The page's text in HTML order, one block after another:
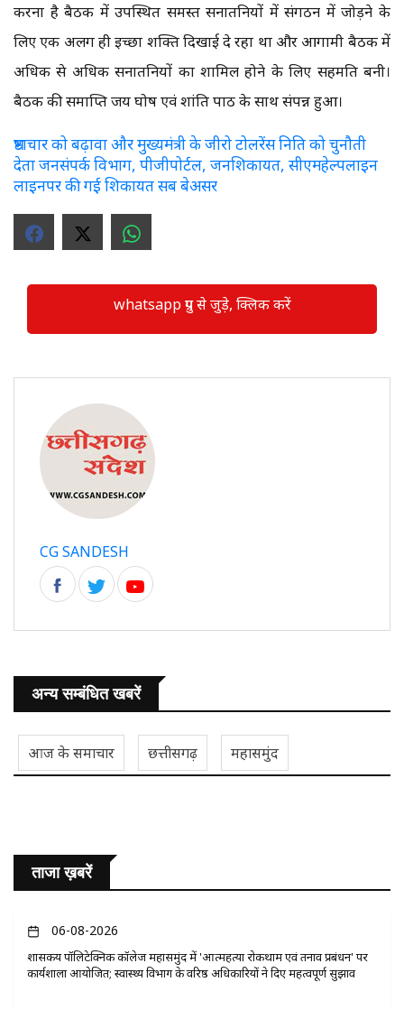
करना है बैठक में उपस्थित समस्त सनातनियों में संगठन में जोड़ने के
लिए एक अलग ही इच्छा शक्ति दिखाई दे रहा था और आगामी बैठक में
अधिक से अधिक सनातनियों का शामिल होने के लिए सहमति बनी।
बैठक की समाप्ति जय घोष एवं शांति पाठ के साथ संपन्न हुआ।
भ्रष्टाचार को बढ़ावा और मुख्यमंत्री के जीरो टोलरेंस निति को चुनौती
देता जनसंपर्क विभाग, पीजीपोर्टल, जनशिकायत, सीएमहेल्पलाइन
लाइनपर की गई शिकायत सब बेअसर
whatsapp ग्रुप से जुड़े, क्लिक करें
CG SANDESH
अन्य सम्बंधित खबरें
आज के समाचार छत्तीसगढ़ महासमुंद
ताजा ख़बरें
06-08-2026
​शासकीय पॉलिटेक्निक कॉलेज महासमुंद में 'आत्महत्या रोकथाम एवं तनाव प्रबंधन' पर
कार्यशाला आयोजित; स्वास्थ्य विभाग के वरिष्ठ अधिकारियों ने दिए महत्वपूर्ण सुझाव